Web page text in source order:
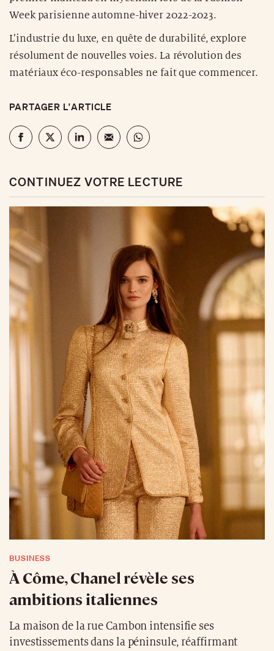
Week parisienne automne-hiver 2022-2023.
L’industrie du luxe, en quête de durabilité, explore
résolument de nouvelles voies. La révolution des
matériaux éco-responsables ne fait que commencer.
PARTAGER L'ARTICLE
CONTINUEZ VOTRE LECTURE
BUSINESS
À Côme, Chanel révèle ses
ambitions italiennes
La maison de la rue Cambon intensifie ses
investissements dans la péninsule, réaffirmant